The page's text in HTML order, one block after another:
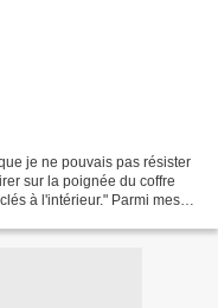
je ne pouvais pas résister
sur la poignée du coffre
à l'intérieur." Parmi mes